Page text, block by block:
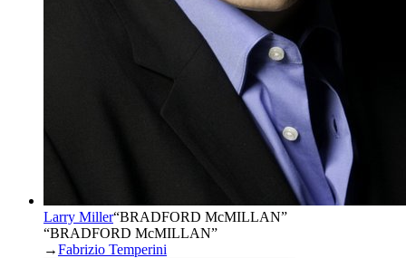
Larry Miller“BRADFORD McMILLAN”
“BRADFORD McMILLAN”
→Fabrizio Temperini